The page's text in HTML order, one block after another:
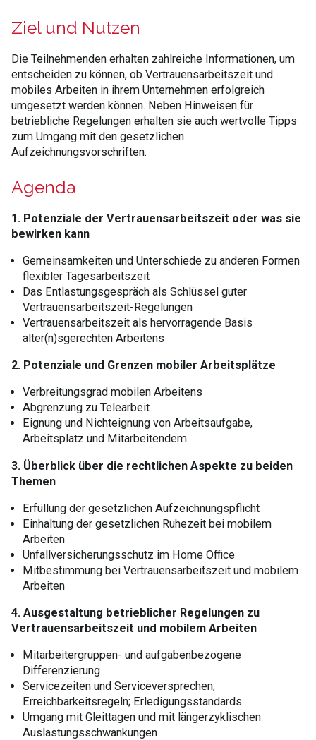
Ziel und Nutzen
Die Teilnehmenden erhalten zahlreiche Informationen, um
entscheiden zu können, ob Vertrauensarbeitszeit und
mobiles Arbeiten in ihrem Unternehmen erfolgreich
umgesetzt werden können. Neben Hinweisen für
betriebliche Regelungen erhalten sie auch wertvolle Tipps
zum Umgang mit den gesetzlichen
Aufzeichnungsvorschriften.
Agenda
1. Potenziale der Vertrauensarbeitszeit oder was sie
bewirken kann
Gemeinsamkeiten und Unterschiede zu anderen Formen
flexibler Tagesarbeitszeit
Das Entlastungsgespräch als Schlüssel guter
Vertrauensarbeitszeit-Regelungen
Vertrauensarbeitszeit als hervorragende Basis
alter(n)sgerechten Arbeitens
2. Potenziale und Grenzen mobiler Arbeitsplätze
Verbreitungsgrad mobilen Arbeitens
Abgrenzung zu Telearbeit
Eignung und Nichteignung von Arbeitsaufgabe,
Arbeitsplatz und Mitarbeitendem
3. Überblick über die rechtlichen Aspekte zu beiden
Themen
Erfüllung der gesetzlichen Aufzeichnungspflicht
Einhaltung der gesetzlichen Ruhezeit bei mobilem
Arbeiten
Unfallversicherungsschutz im Home Office
Mitbestimmung bei Vertrauensarbeitszeit und mobilem
Arbeiten
4. Ausgestaltung betrieblicher Regelungen zu
Vertrauensarbeitszeit und mobilem Arbeiten
Mitarbeitergruppen- und aufgabenbezogene
Differenzierung
Servicezeiten und Serviceversprechen;
Erreichbarkeitsregeln; Erledigungsstandards
Umgang mit Gleittagen und mit längerzyklischen
Auslastungsschwankungen